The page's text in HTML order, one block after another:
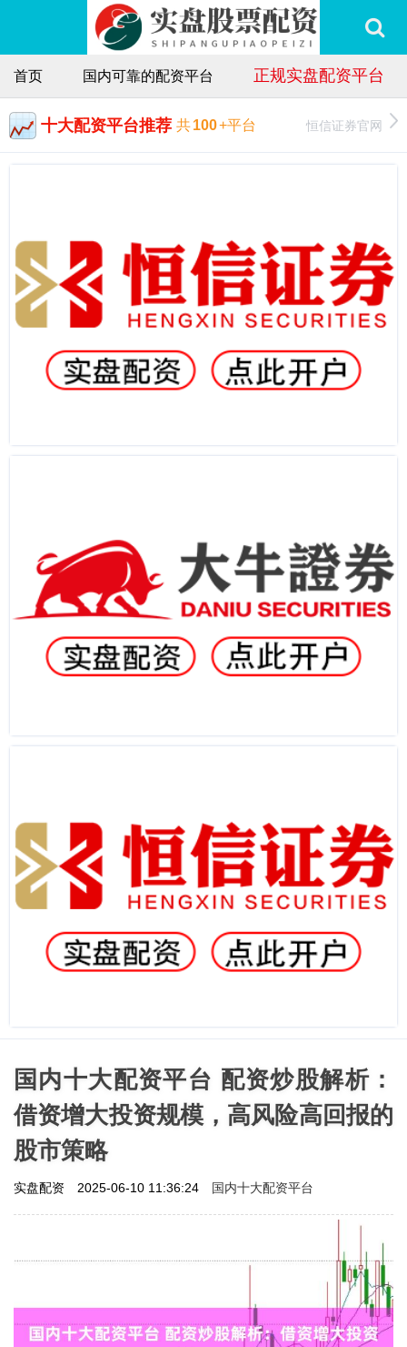
首页 国内可靠的配资平台 正规实盘配资平台
十大配资平台推荐 共100+平台 恒信证券官网
国内十大配资平台 配资炒股解析：
借资增大投资规模，高风险高回报的
股市策略
实盘配资 2025-06-10 11:36:24 国内十大配资平台